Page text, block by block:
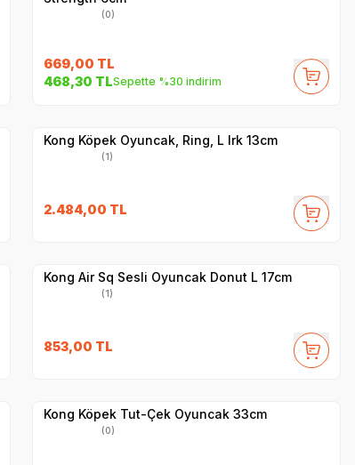
(0)
669,00 TL
468,30 TLSepette %30 indirim
Kong Köpek Oyuncak, Ring, L Irk 13cm
(1)
2.484,00 TL
Kong Air Sq Sesli Oyuncak Donut L 17cm
(1)
853,00 TL
Kong Köpek Tut-Çek Oyuncak 33cm
(0)